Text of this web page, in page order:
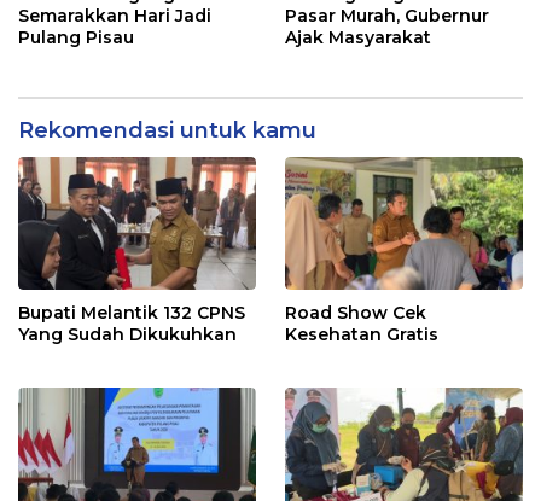
Semarakkan Hari Jadi
Pulang Pisau
Pasar Murah, Gubernur
Ajak Masyarakat
Rekomendasi untuk kamu
Bupati Melantik 132 CPNS
Yang Sudah Dikukuhkan
Road Show Cek
Kesehatan Gratis